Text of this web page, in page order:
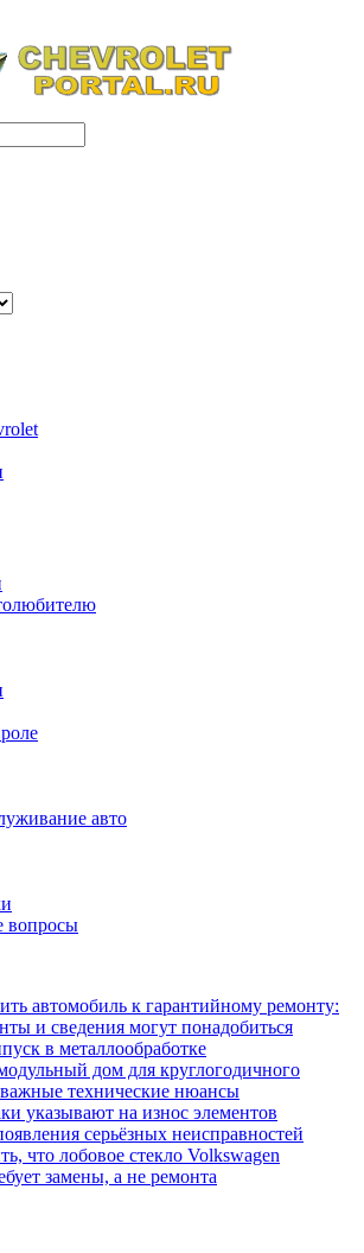
авто
вопросы
автомобиль к гарантийному ремонту:
и сведения могут понадобиться
в металлообработке
дом для круглогодичного
технические нюансы
указывают на износ элементов
серьёзных неисправностей
что лобовое стекло Volkswagen
замены, а не ремонта